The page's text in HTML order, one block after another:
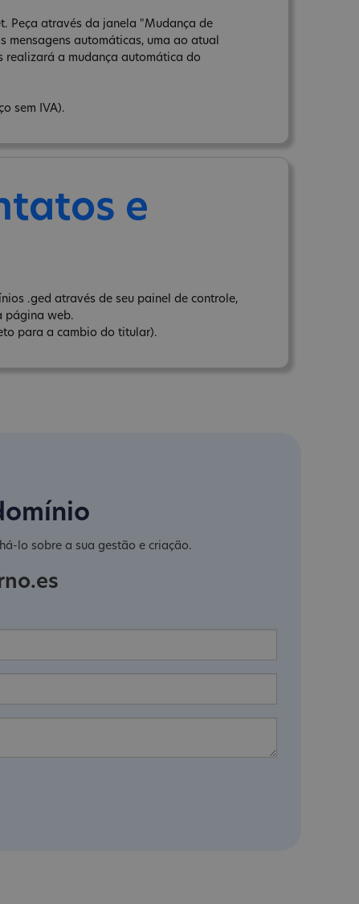
Peça através da janela "Mudança de
mensagens automáticas, uma ao atual
realizará a mudança automática do
sem IVA).
e
.ged através de seu painel de controle,
página web.
para a cambio do titular).
lo sobre a sua gestão e criação.